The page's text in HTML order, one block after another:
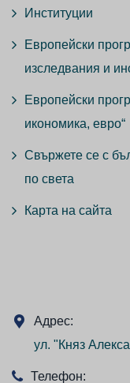
Институции
Европейски
изследвания и
Европейски
икономика, евро“
Свържете се с
по света
Карта на сайта
Адрес:
ул. "Княз
Телефон: